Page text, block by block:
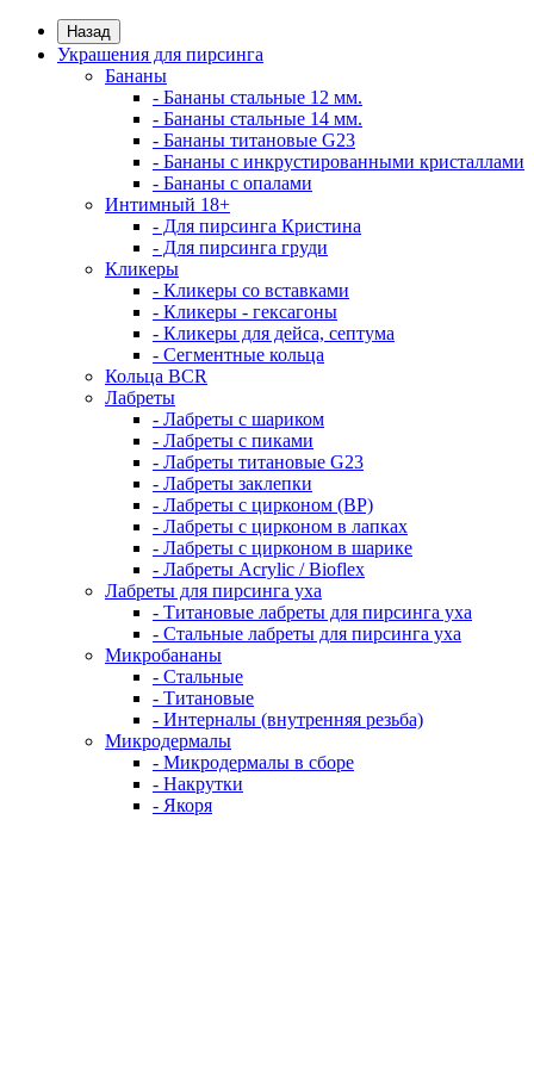
Назад
Украшения для пирсинга
Бананы
- Бананы стальные 12 мм.
- Бананы стальные 14 мм.
- Бананы титановые G23
- Бананы с инкрустированными кристаллами
- Бананы с опалами
Интимный 18+
- Для пирсинга Кристина
- Для пирсинга груди
Кликеры
- Кликеры со вставками
- Кликеры - гексагоны
- Кликеры для дейса, септума
- Сегментные кольца
Кольца BCR
Лабреты
- Лабреты с шариком
- Лабреты с пиками
- Лабреты титановые G23
- Лабреты заклепки
- Лабреты с цирконом (ВР)
- Лабреты с цирконом в лапках
- Лабреты с цирконом в шарике
- Лабреты Acrylic / Bioflex
Лабреты для пирсинга уха
- Титановые лабреты для пирсинга уха
- Стальные лабреты для пирсинга уха
Микробананы
- Стальные
- Титановые
- Интерналы (внутренняя резьба)
Микродермалы
- Микродермалы в сборе
- Накрутки
- Якоря